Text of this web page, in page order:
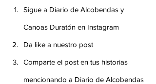
Sigue a Diario de Alcobendas y
Canoas Duratón en Instagram
Da like a nuestro post
Comparte el post en tus historias
mencionando a Diario de Alcobendas